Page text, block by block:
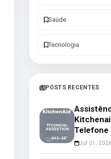
Saúde
Tecnologia
POSTS RECENTES
Telefone
Jul 31, 2026